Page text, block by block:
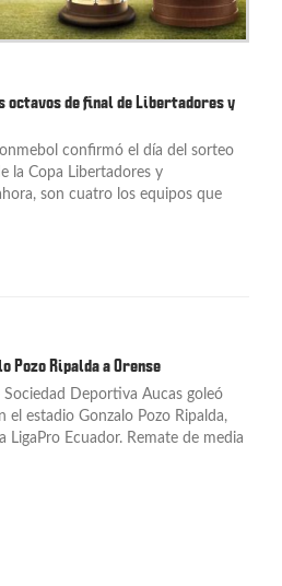
octavos de final de Libertadores y
confirmó el día del sorteo
la Copa Libertadores y
son cuatro los equipos que
Pozo Ripalda a Orense
Deportiva Aucas goleó
el estadio Gonzalo Pozo Ripalda,
LigaPro Ecuador. Remate de media